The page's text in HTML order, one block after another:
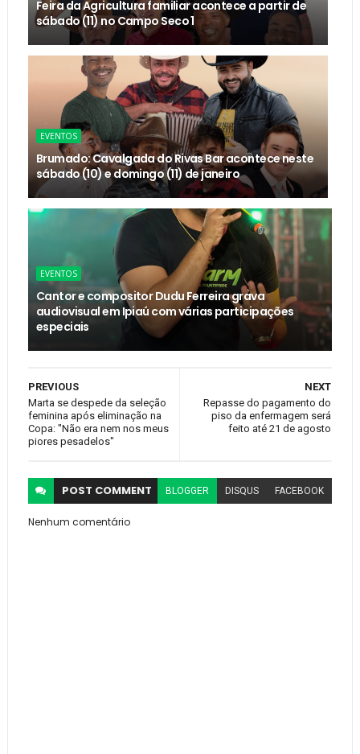
Feira da Agricultura familiar acontece a partir de
sábado (11) no Campo Seco 1
EVENTOS
Brumado: Cavalgada do Rivas Bar acontece neste
sábado (10) e domingo (11) de janeiro
EVENTOS
Cantor e compositor Dudu Ferreira grava
audiovisual em Ipiaú com várias participações
especiais
NEXT
Repasse do pagamento do
piso da enfermagem será
feito até 21 de agosto
PREVIOUS
Marta se despede da seleção
feminina após eliminação na
Copa: "Não era nem nos meus
piores pesadelos"
POST COMMENT BLOGGER DISQUS FACEBOOK
Nenhum comentário